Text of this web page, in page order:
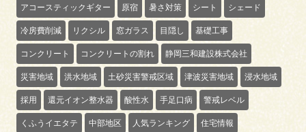
アコースティックギター 原宿 暑さ対策 シート シェード
冷房費削減 リクシル 窓ガラス 目隠し 基礎工事
コンクリート コンクリートの割れ 静岡三和建設株式会社
災害地域 洪水地域 土砂災害警戒区域 津波災害地域 浸水地域
採用 還元イオン整水器 酸性水 手足口病 警戒レベル
くふうイエタテ 中部地区 人気ランキング 住宅情報